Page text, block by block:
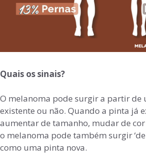
Quais os sinais?
O melanoma pode surgir a partir de
existente ou não. Quando a pinta já
aumentar de tamanho, mudar de
o melanoma pode também surgir ‘de
como uma pinta nova.